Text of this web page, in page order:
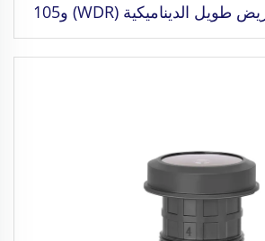
AR0230، مع تعريض طويل الديناميكية (WDR) و105
ديسيبل HDR، دقة 1080P، MJPG/YUY2/H.264،
سرعة عالية 30 إطارًا في الثانية، لكاميرات القيادة